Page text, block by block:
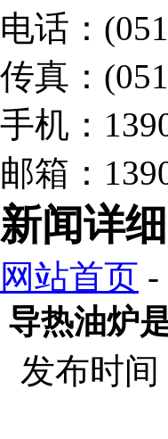
电话：
传真：
手机：
邮箱：
新闻详
网站首页 -
导热油炉
发布时间